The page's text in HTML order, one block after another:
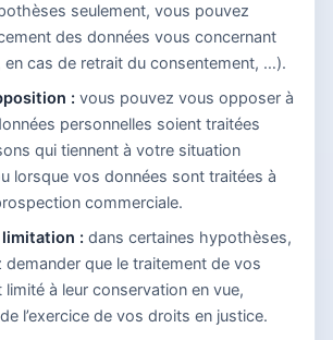
seulement, vous pouvez
des données vous concernant
en cas de retrait du consentement, …).
: vous pouvez vous opposer à
personnelles soient traitées
qui tiennent à votre situation
lorsque vos données sont traitées à
commerciale.
limitation : dans certaines hypothèses,
que le traitement de vos
à leur conservation en vue,
l’exercice de vos droits en justice.